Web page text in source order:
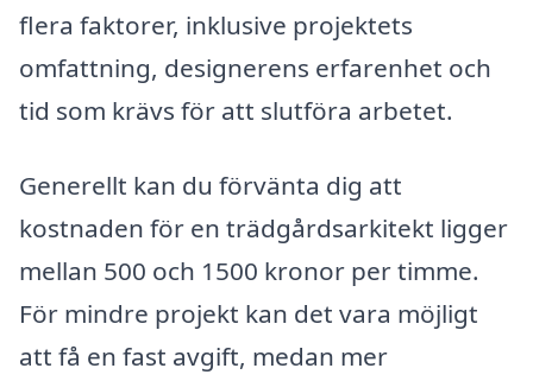
flera faktorer, inklusive projektets
omfattning, designerens erfarenhet och
tid som krävs för att slutföra arbetet.
Generellt kan du förvänta dig att
kostnaden för en trädgårdsarkitekt ligger
mellan 500 och 1500 kronor per timme.
För mindre projekt kan det vara möjligt
att få en fast avgift, medan mer